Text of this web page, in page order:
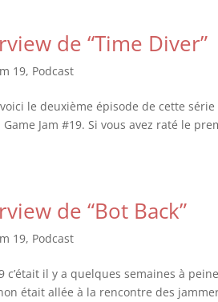
de “Time Diver”
19, Podcast
le deuxième épisode de cette
Jam #19. Si vous avez raté le
de “Bot Back”
19, Podcast
c’était il y a quelques semaines à
était allée à la rencontre des